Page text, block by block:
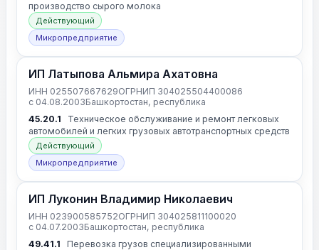
производство сырого молока
Действующий
Микропредприятие
ИП Латыпова Альмира Ахатовна
ИНН 025507667629ОГРНИП 304025504400086
с 04.08.2003Башкортостан, республика
45.20.1
Техническое обслуживание и ремонт легковых
автомобилей и легких грузовых автотранспортных средств
Действующий
Микропредприятие
ИП Луконин Владимир Николаевич
ИНН 023900585752ОГРНИП 304025811100020
с 04.07.2003Башкортостан, республика
49.41.1
Перевозка грузов специализированными